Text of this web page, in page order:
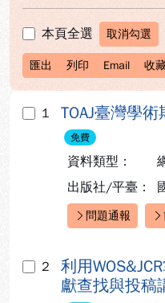
本頁全選 取消勾選
匯出 列印 Email 收
1 TOAJ臺灣學
免費
資料類型：
出版社/平臺：
快速連結：
問題通報
2
利用
獻查找與投稿